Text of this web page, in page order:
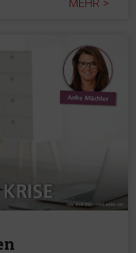
MEHR >